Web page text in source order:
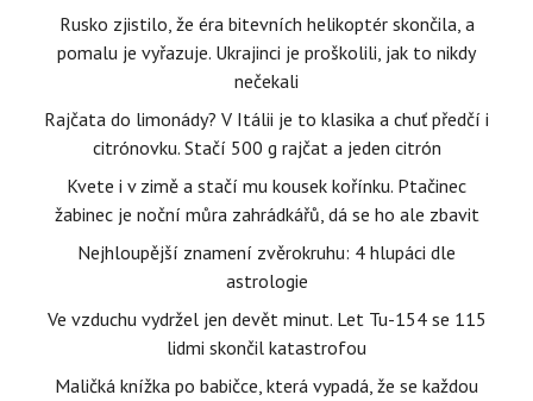
Rusko zjistilo, že éra bitevních helikoptér skončila, a
pomalu je vyřazuje. Ukrajinci je proškolili, jak to nikdy
nečekali
Rajčata do limonády? V Itálii je to klasika a chuť předčí i
citrónovku. Stačí 500 g rajčat a jeden citrón
Kvete i v zimě a stačí mu kousek kořínku. Ptačinec
žabinec je noční můra zahrádkářů, dá se ho ale zbavit
Nejhloupější znamení zvěrokruhu: 4 hlupáci dle
astrologie
Ve vzduchu vydržel jen devět minut. Let Tu-154 se 115
lidmi skončil katastrofou
Maličká knížka po babičce, která vypadá, že se každou